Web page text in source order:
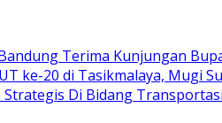
Terima Kunjungan
ke-20 di Tasikmalaya, Mugi
Di Bidang